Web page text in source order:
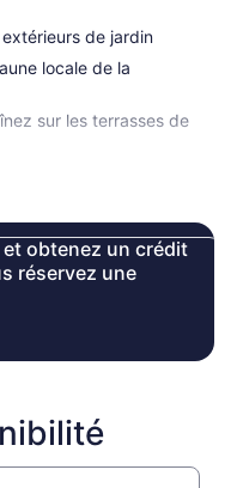
de jardin
locale de la
sur les terrasses de
obtenez un crédit
réservez une